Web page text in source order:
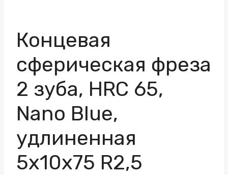
Концевая
сферическая фреза
2 зуба, HRC 65,
Nano Blue,
удлиненная
5x10x75 R2,5